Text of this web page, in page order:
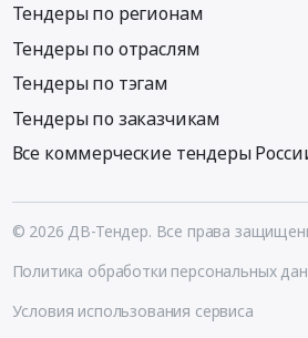
Тендеры по регионам
Тендеры по отраслям
Тендеры по тэгам
Тендеры по заказчикам
Все коммерческие тендеры
© 2026 ДВ-Тендер. Все права
Политика обработки персональных
Условия использования сервиса